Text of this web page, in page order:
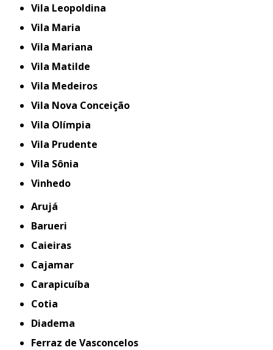
Vila Leopoldina
Vila Maria
Vila Mariana
Vila Matilde
Vila Medeiros
Vila Nova Conceição
Vila Olímpia
Vila Prudente
Vila Sônia
Vinhedo
Arujá
Barueri
Caieiras
Cajamar
Carapicuíba
Cotia
Diadema
Ferraz de Vasconcelos